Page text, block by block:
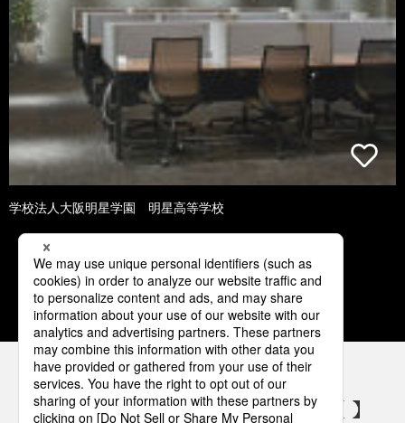
学校法人大阪明星学園 明星高等学校
1 2 3 4 5
パナソニックの電気設備 SNSアカウント